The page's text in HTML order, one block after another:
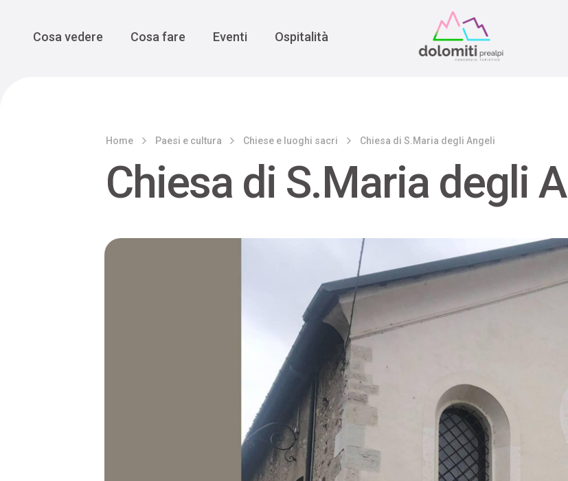
Main Navigation
Cosa vedere Cosa fare Eventi Ospitalità
Home Paesi e cultura Chiese e luoghi sacri Chiesa di S.Maria degli Angeli
Chiesa di S.Maria degli